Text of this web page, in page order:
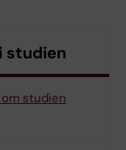
studien
om studien